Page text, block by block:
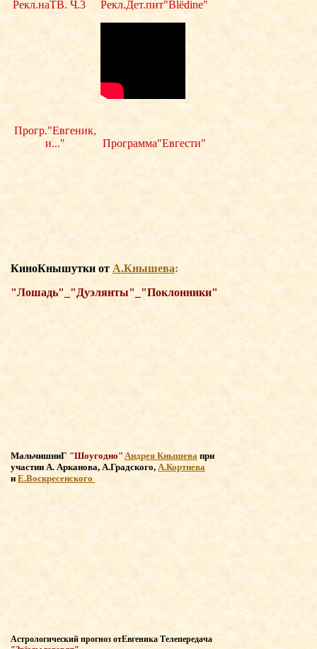
Рекл.наТВ. Ч.3 Рекл.Дет.пит"Blёdine"
Прогр."Евгеник,
и..."
Программа"Евгести"
КиноКнышутки от А.Кнышева:
"Лошадь"_"Дуэлянты"_"Поклонники"
МальчишниГ "Шоугодно" Андрея Кнышева при
участии А. Арканова, А.Градского, А.Кортнева
и Е.Воскресенского
Астрологический прогноз отЕвгеника Телепередача